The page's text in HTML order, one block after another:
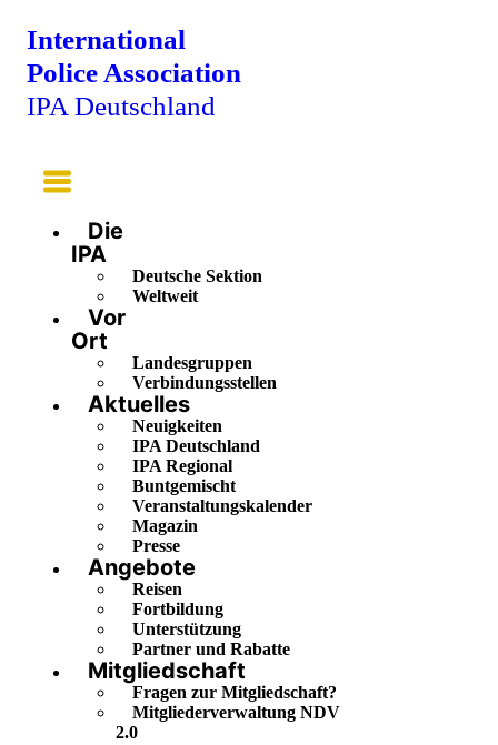
International
Police Association
IPA Deutschland
Main
Menu
Die
IPA
Deutsche Sektion
Weltweit
Vor
Ort
Landesgruppen
Verbindungsstellen
Aktuelles
Neuigkeiten
IPA Deutschland
IPA Regional
Buntgemischt
Veranstaltungskalender
Magazin
Presse
Angebote
Reisen
Fortbildung
Unterstützung
Partner und Rabatte
Mitgliedschaft
Fragen zur Mitgliedschaft?
Mitgliederverwaltung NDV
2.0